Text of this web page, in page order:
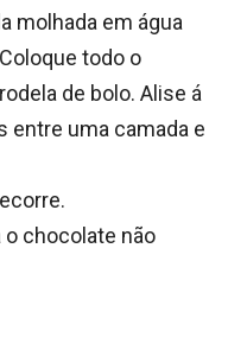
molhada em água
todo o
de bolo. Alise á
entre uma camada e
o chocolate não